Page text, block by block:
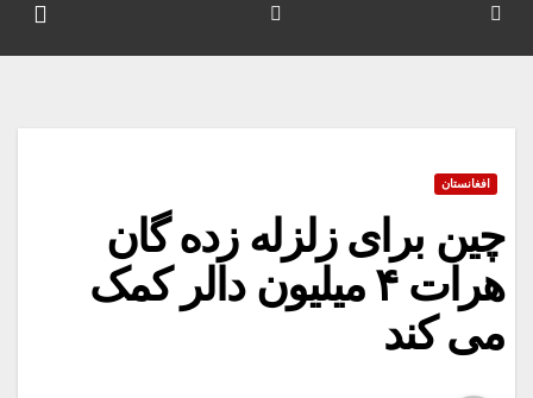
افغانستان
چین برای زلزله زده گان
هرات ۴ میلیون دالر کمک
می کند